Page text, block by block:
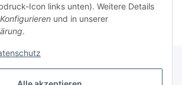
Icon links unten). Weitere Details
Konfigurieren und in unserer
.